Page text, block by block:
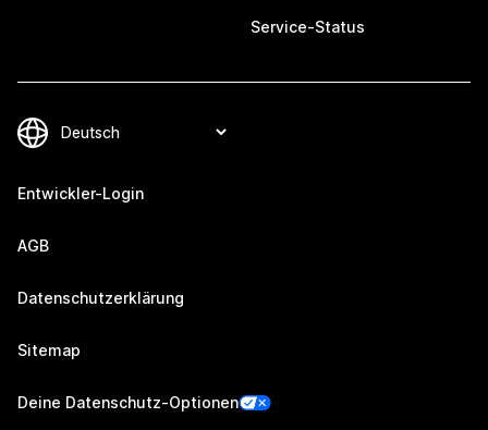
Service-Status
Entwickler-Login
AGB
Datenschutzerklärung
Sitemap
Deine Datenschutz-Optionen